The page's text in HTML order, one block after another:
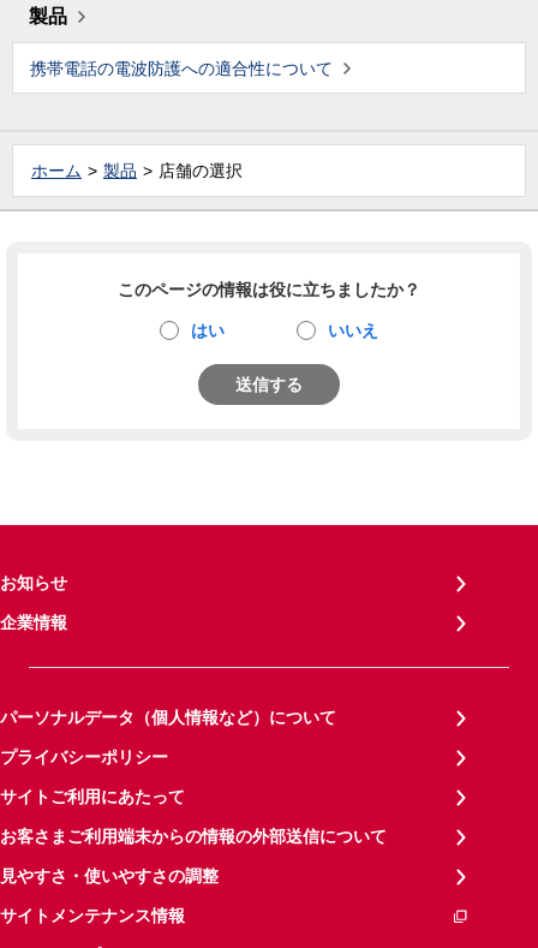
製品
携帯電話の電波防護への適合性について
ホーム 製品 店舗の選択
このページの情報は役に立ちましたか？
はい いいえ
送信する
お知らせ
企業情報
パーソナルデータ（個人情報など）について
プライバシーポリシー
サイトご利用にあたって
お客さまご利用端末からの情報の外部送信について
見やすさ・使いやすさの調整
サイトメンテナンス情報